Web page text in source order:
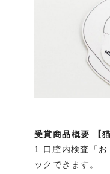
受賞商品概要 【
1.口腔内検査「
ックできます。